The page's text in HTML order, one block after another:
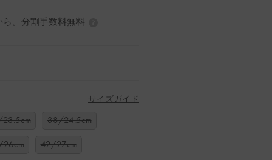
。分割手数料無料
サイズガイド
38/24.5cm
42/27cm